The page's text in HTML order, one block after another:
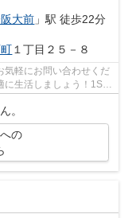
大前 」駅 徒歩22分
１丁目２５－８
気軽にお問い合わせくだ
に生活しましょう！1SK
。
の